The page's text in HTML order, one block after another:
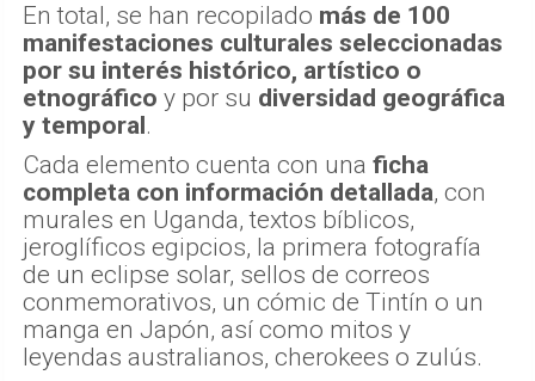
En total, se han recopilado más de 100
manifestaciones culturales seleccionadas
por su interés histórico, artístico o
etnográfico y por su diversidad geográfica
y temporal .
Cada elemento cuenta con una ficha
completa con información detallada, con
murales en Uganda, textos bíblicos,
jeroglíficos egipcios, la primera fotografía
de un eclipse solar, sellos de correos
conmemorativos, un cómic de Tintín o un
manga en Japón, así como mitos y
leyendas australianos, cherokees o zulús.